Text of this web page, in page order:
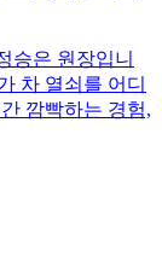
승은 원장입니
차 열쇠를 어디
깜빡하는 경험,